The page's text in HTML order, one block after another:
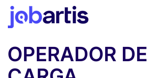
OPERADOR DE